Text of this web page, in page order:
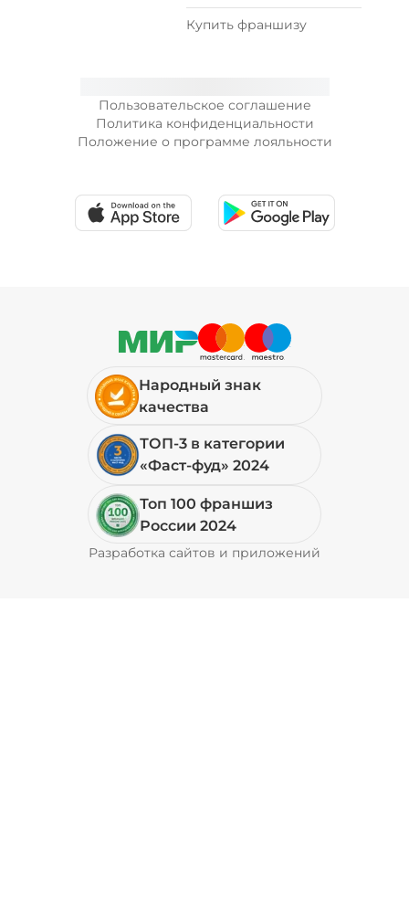
Пользовательское соглашение
Политика конфиденциальности
Положение о программе лояльности
Купить франшизу
Народный знак
качества
ТОП-3 в категории
«Фаст-фуд» 2024
Топ 100 франшиз
России 2024
Разработка сайтов и приложений
Pyrobyte